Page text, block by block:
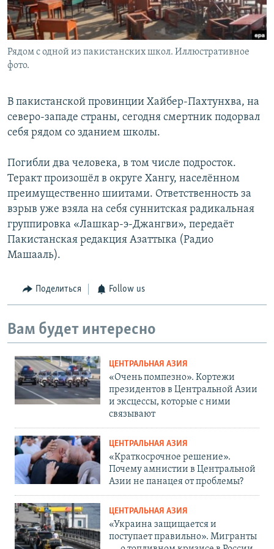
Рядом с одной из пакистанских школ. Иллюстративное
фото.
В пакистанской провинции Хайбер-Пахтунхва, на
северо-западе страны, сегодня смертник подорвал
себя рядом со зданием школы.
Погибли два человека, в том числе подросток.
Теракт произошёл в округе Хангу, населённом
преимущественно шиитами. Ответственность за
взрыв уже взяла на себя суннитская радикальная
группировка «Лашкар-э-Джангви», передаёт
Пакистанская редакция Азаттыка (Радио
Машааль).
Поделиться Follow us
Вам будет интересно
ЦЕНТРАЛЬНАЯ АЗИЯ
«Очень помпезно». Кортежи
президентов в Центральной Азии
и эксцессы, которые с ними
связывают
ЦЕНТРАЛЬНАЯ АЗИЯ
«Краткосрочное решение».
Почему амнистии в Центральной
Азии не панацея от проблемы?
ЦЕНТРАЛЬНАЯ АЗИЯ
«Украина защищается и
поступает правильно». Мигранты